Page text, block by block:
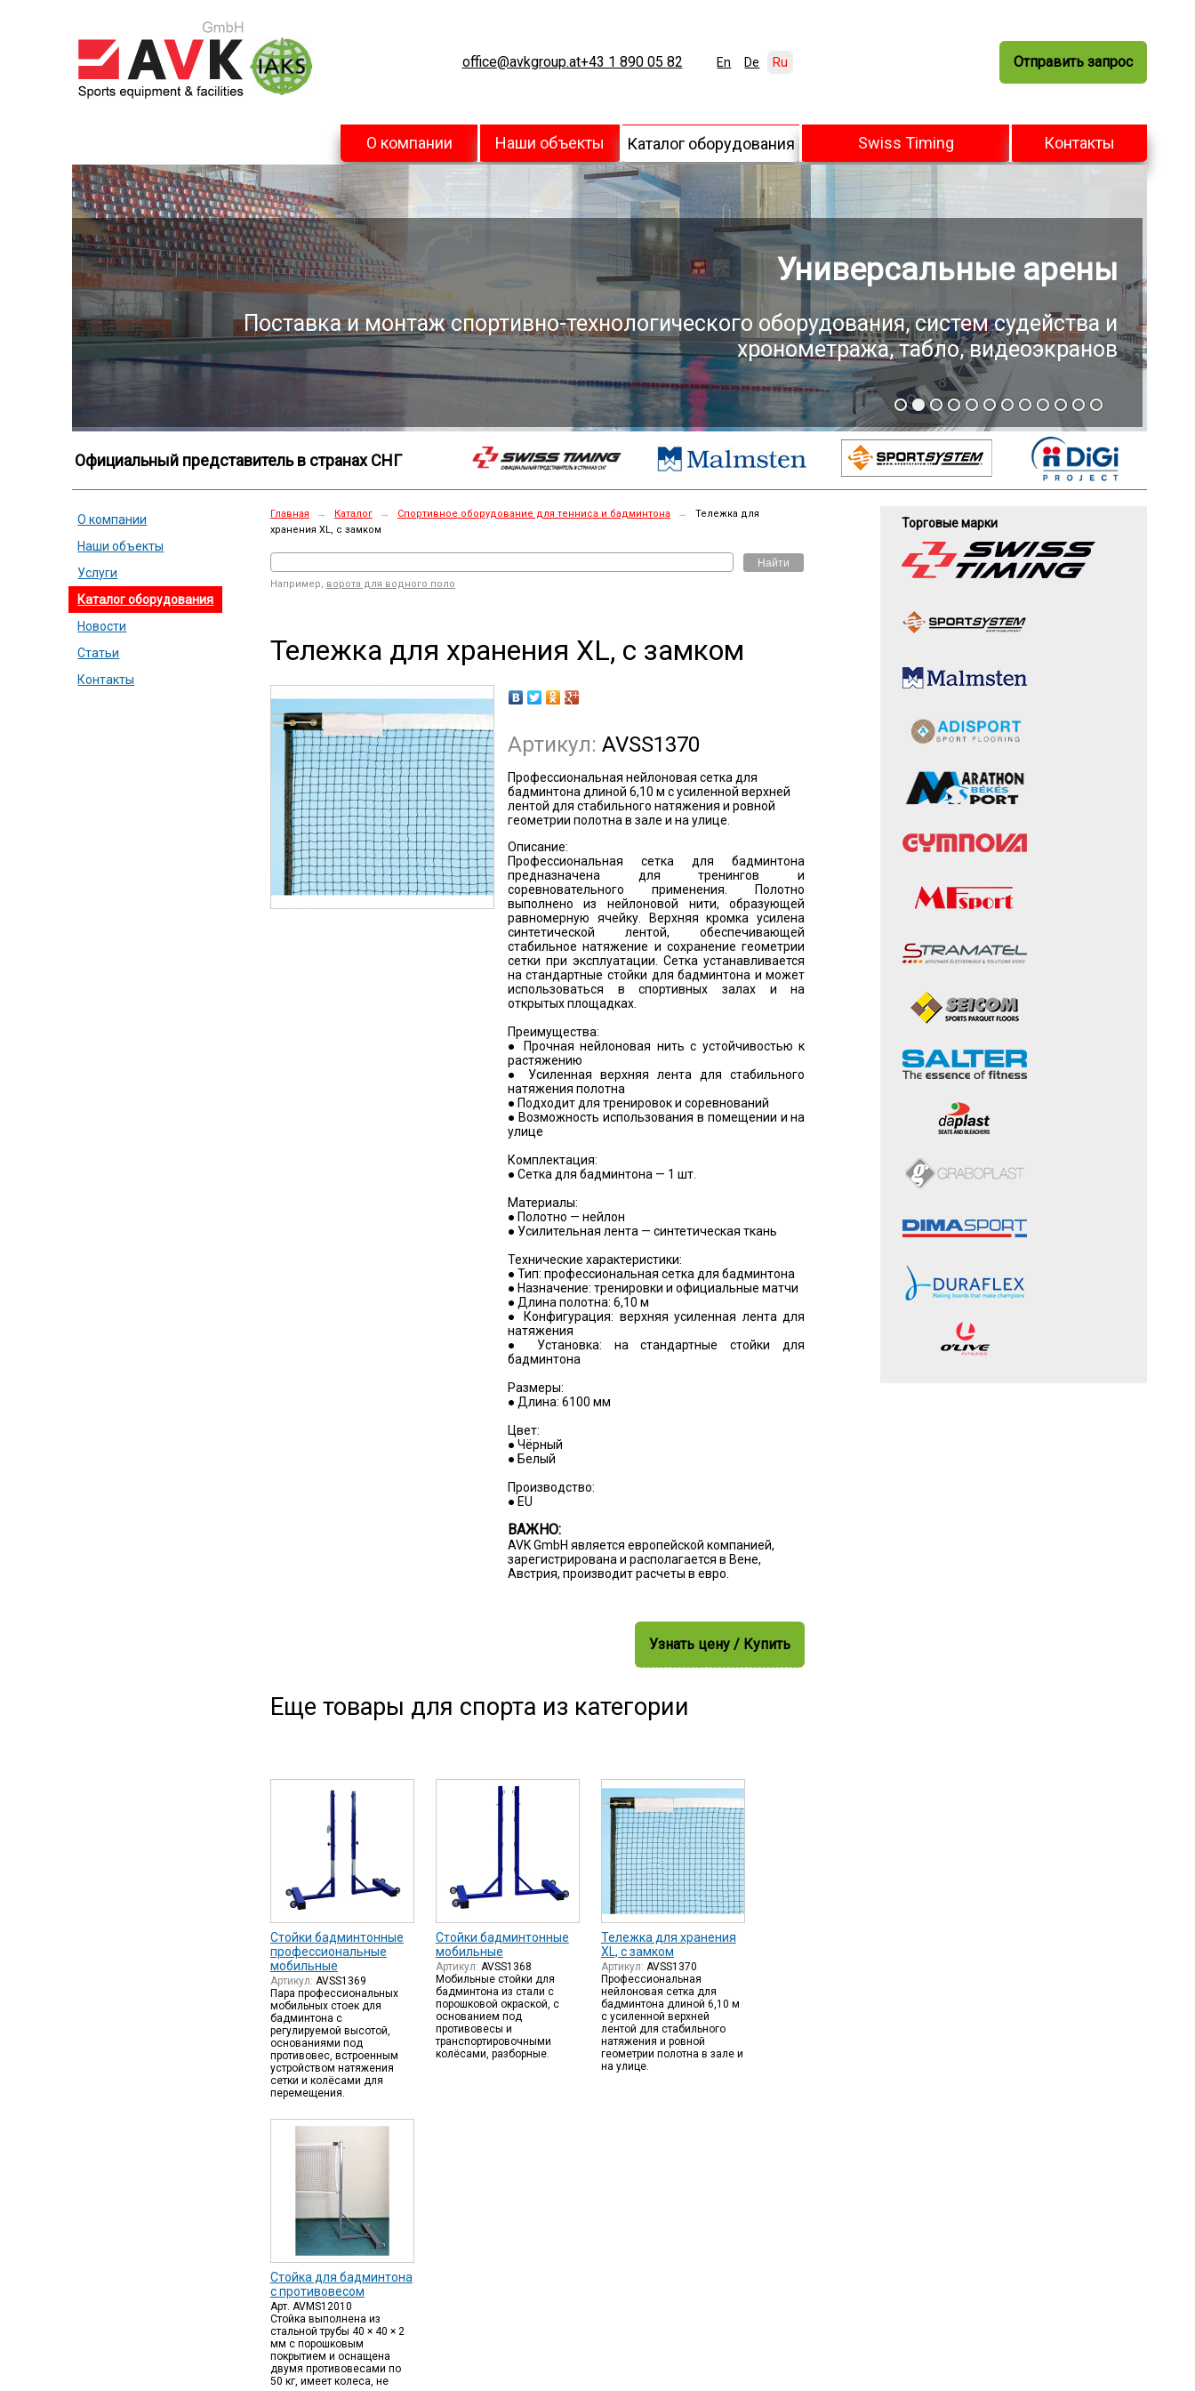
office@avkgroup.at+43 1 890 05 82 En De Ru Отправить запрос
О компании Наши объекты Каталог оборудования Swiss Timing Контакты
Универсальные арены
Поставка и монтаж спортивно-технологического оборудования, систем судейства и
хронометража, табло, видеоэкранов
Официальный представитель в странах СНГ
О компании
Наши объекты
Услуги
Каталог оборудования
Новости
Статьи
Контакты
Главная → Каталог → Спортивное оборудование для тенниса и бадминтона →
Тележка для
хранения XL, с замком
Найти
Например, ворота для водного поло
Тележка для хранения XL, с замком
Артикул: AVSS1370
Профессиональная нейлоновая сетка для
бадминтона длиной 6,10 м с усиленной верхней
лентой для стабильного натяжения и ровной
геометрии полотна в зале и на улице.
Описание:
Профессиональная сетка для бадминтона
предназначена для тренингов и
соревновательного применения. Полотно
выполнено из нейлоновой нити, образующей
равномерную ячейку. Верхняя кромка усилена
синтетической лентой, обеспечивающей
стабильное натяжение и сохранение геометрии
сетки при эксплуатации. Сетка устанавливается
на стандартные стойки для бадминтона и может
использоваться в спортивных залах и на
открытых площадках.
Преимущества:
● Прочная нейлоновая нить с устойчивостью к
растяжению
● Усиленная верхняя лента для стабильного
натяжения полотна
● Подходит для тренировок и соревнований
● Возможность использования в помещении и на
улице
Комплектация:
● Сетка для бадминтона — 1 шт.
Материалы:
● Полотно — нейлон
● Усилительная лента — синтетическая ткань
Технические характеристики:
● Тип: профессиональная сетка для бадминтона
● Назначение: тренировки и официальные матчи
● Длина полотна: 6,10 м
● Конфигурация: верхняя усиленная лента для
натяжения
● Установка: на стандартные стойки для
бадминтона
Размеры:
● Длина: 6100 мм
Цвет:
● Чёрный
● Белый
Производство:
● EU
ВАЖНО:
AVK GmbH является европейской компанией,
зарегистрирована и располагается в Вене,
Австрия, производит расчеты в евро.
Узнать цену / Купить
Еще товары для спорта из категории
Стойки бадминтонные
профессиональные
мобильные
Артикул: AVSS1369
Пара профессиональных
мобильных стоек для
бадминтона с
регулируемой высотой,
основаниями под
противовес, встроенным
устройством натяжения
сетки и колёсами для
перемещения.
Стойки бадминтонные
мобильные
Артикул: AVSS1368
Мобильные стойки для
бадминтона из стали с
порошковой окраской, с
основанием под
противовесы и
транспортировочными
колёсами, разборные.
Тележка для хранения
XL, с замком
Артикул: AVSS1370
Профессиональная
нейлоновая сетка для
бадминтона длиной 6,10 м
с усиленной верхней
лентой для стабильного
натяжения и ровной
геометрии полотна в зале и
на улице.
Стойка для бадминтона
с противовесом
Арт. AVMS12010
Стойка выполнена из
стальной трубы 40 × 40 × 2
мм с порошковым
покрытием и оснащена
двумя противовесами по
50 кг, имеет колеса, не
Торговые марки